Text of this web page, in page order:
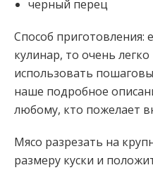
черный перец
Способ
кулинар, то очень
использовать
наше подробное
любому, кто пожелает
Мясо разрезать на
размеру куски и